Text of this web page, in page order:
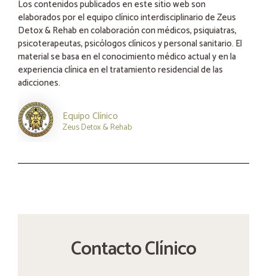
Los contenidos publicados en este sitio web son
elaborados por el equipo clínico interdisciplinario de Zeus
Detox & Rehab en colaboración con médicos, psiquiatras,
psicoterapeutas, psicólogos clínicos y personal sanitario. El
material se basa en el conocimiento médico actual y en la
experiencia clínica en el tratamiento residencial de las
adicciones.
Equipo Clínico
Zeus Detox & Rehab
Contacto Clínico